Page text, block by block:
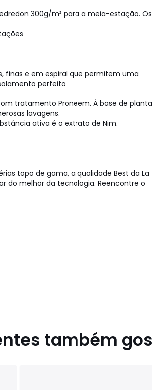
300g/m² para a meia-estação.
finas e em espiral que permitem uma
perfeito
tratamento Proneem. À base de
lavagens.
ativa é o extrato de Nim.
topo de gama, a qualidade Best da La
do melhor da tecnologia. Reencontre o
moderada
também